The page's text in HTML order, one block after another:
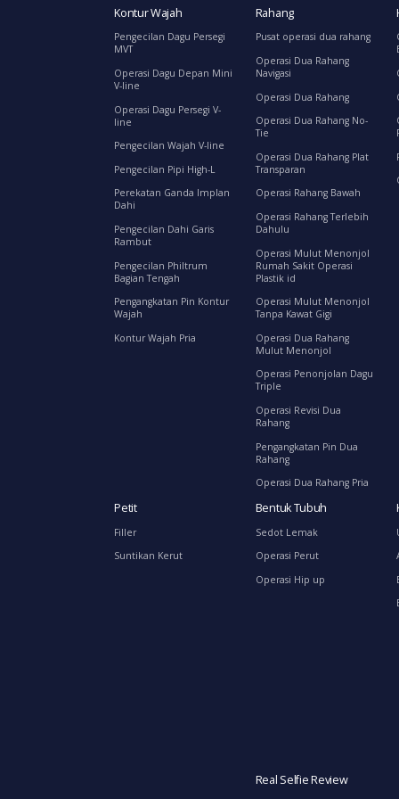
Kontur Wajah
Pengecilan Dagu Persegi
MVT
Operasi Dagu Depan Mini
V-line
Operasi Dagu Persegi V-
line
Pengecilan Wajah V-line
Pengecilan Pipi High-L
Perekatan Ganda Implan
Dahi
Pengecilan Dahi Garis
Rambut
Pengecilan Philtrum
Bagian Tengah
Pengangkatan Pin Kontur
Wajah
Kontur Wajah Pria
Rahang
Pusat operasi dua rahang
Operasi Dua Rahang
Navigasi
Operasi Dua Rahang
Operasi Dua Rahang No-
Tie
Operasi Dua Rahang Plat
Transparan
Operasi Rahang Bawah
Operasi Rahang Terlebih
Dahulu
Operasi Mulut Menonjol
Rumah Sakit Operasi
Plastik id
Operasi Mulut Menonjol
Tanpa Kawat Gigi
Operasi Dua Rahang
Mulut Menonjol
Operasi Penonjolan Dagu
Triple
Operasi Revisi Dua
Rahang
Pengangkatan Pin Dua
Rahang
Operasi Dua Rahang Pria
Petit
Filler
Suntikan Kerut
Bentuk Tubuh
Sedot Lemak
Operasi Perut
Operasi Hip up
Real Selfie Review